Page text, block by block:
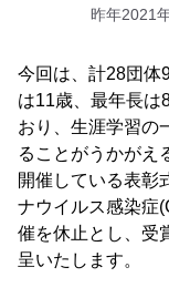
昨年2021
今回は、計28団体
は11歳、最年長は
おり、生涯学習の
ることがうかがえ
開催している表彰
ナウイルス感染症
催を休止とし、受
呈いたします。